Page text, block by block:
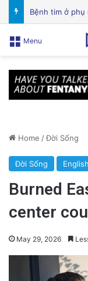
Menu
Home /Đời Sống
Đời Sống English
Burned
center
May 29, 2026